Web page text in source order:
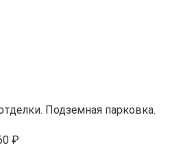
Подземная парковка.
₽